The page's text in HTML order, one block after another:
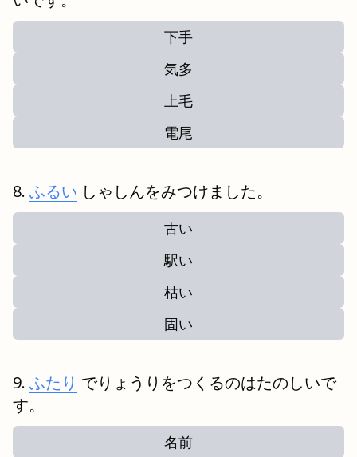
下手
気多
上毛
電尾
ふるい しゃしんをみつけました。
古い
駅い
枯い
固い
ふたり でりょうりをつくるのはたのしいで
す。
名前